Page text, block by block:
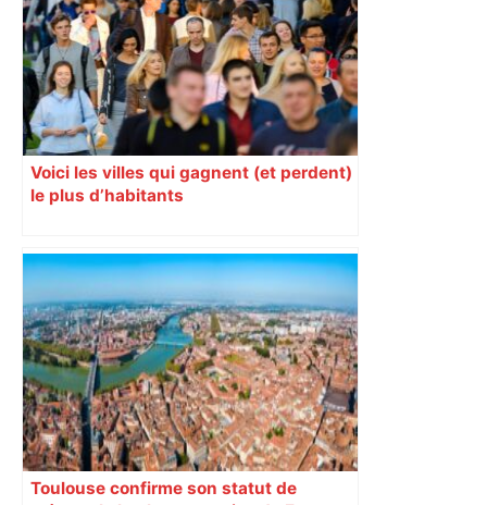
Voici les villes qui gagnent (et perdent)
le plus d’habitants
Toulouse confirme son statut de